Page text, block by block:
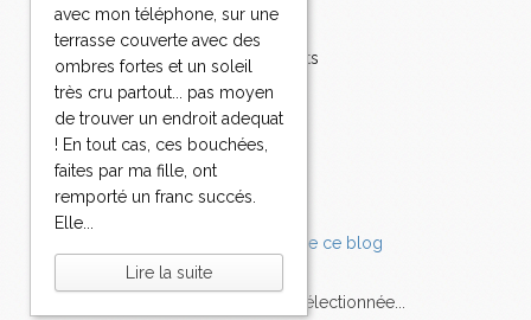
avec mon téléphone, sur une
terrasse couverte avec des
ombres fortes et un soleil
très cru partout... pas moyen
de trouver un endroit adequat
! En tout cas, ces bouchées,
faites par ma fille, ont
remporté un franc succés.
Elle...
Lire la suite
Fêtes
Poisson
Accompagnements
Champignons
Chocolat
Pâtes
Tomates
Balade
L'Express style m'a sélectionnée...